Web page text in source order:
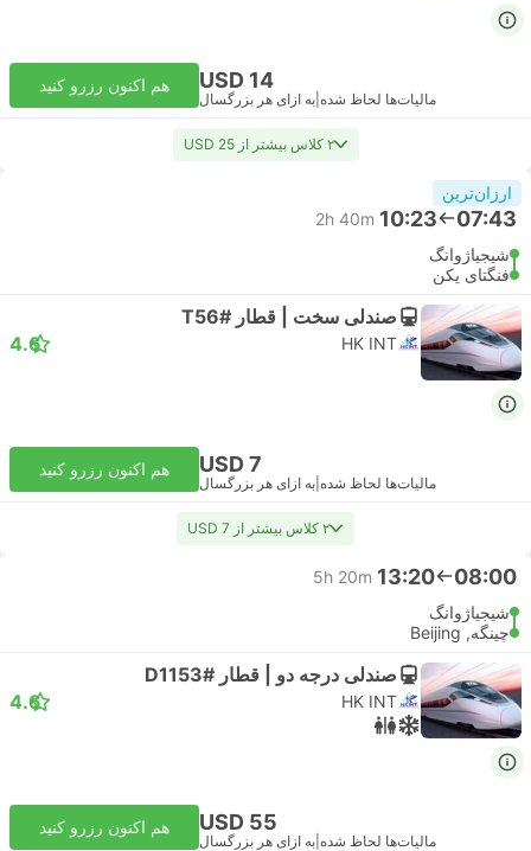
USD 14
مالیات‌ها لحاظ شده به ازای هر بزرگسال
هم اکنون رزرو کنید
۲ کلاس بیشتر از USD 25
ارزان‌ترین
07:43
10:23
2h 40m
شیجیاژوانگ
فنگتای پکن
صندلی سخت | قطار #T56
HK INT
4.6
USD 7
مالیات‌ها لحاظ شده به ازای هر بزرگسال
هم اکنون رزرو کنید
۲ کلاس بیشتر از USD 7
08:00
13:20
5h 20m
شیجیاژوانگ
چینگه, Beijing
صندلی درجه دو | قطار #D1153
HK INT
4.6
USD 55
مالیات‌ها لحاظ شده به ازای هر بزرگسال
هم اکنون رزرو کنید